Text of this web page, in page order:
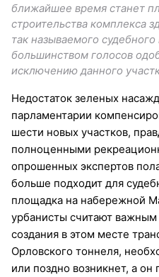
ближайшее время станет
строительства комплекса
так называемого
большинством голосов
исключению данного
Недостаток зеленых
парламентарии
шести новых участков,
полноценными
опрошенных экспертов
больше подходит для
площадка на набережной
урбанисты считают
создания в этом месте
Орловского тоннеля,
или поздно возникнет, а